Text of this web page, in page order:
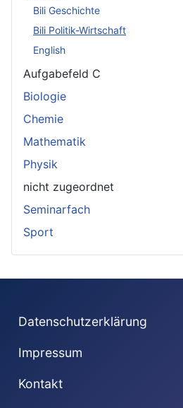
Bili Geschichte
Bili Politik-Wirtschaft
English
Aufgabefeld C
Biologie
Chemie
Mathematik
Physik
nicht zugeordnet
Seminarfach
Sport
Datenschutzerklärung
Impressum
Kontakt